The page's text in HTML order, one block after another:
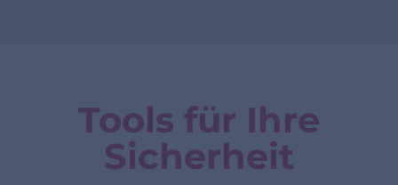
Tools für Ihre
Sicherheit